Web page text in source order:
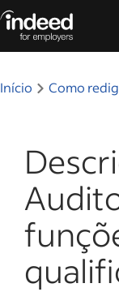
Início
Como